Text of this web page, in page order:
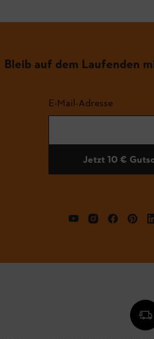
Bleib auf dem Laufenden
E-Mail-Adresse
Jetzt 10 €